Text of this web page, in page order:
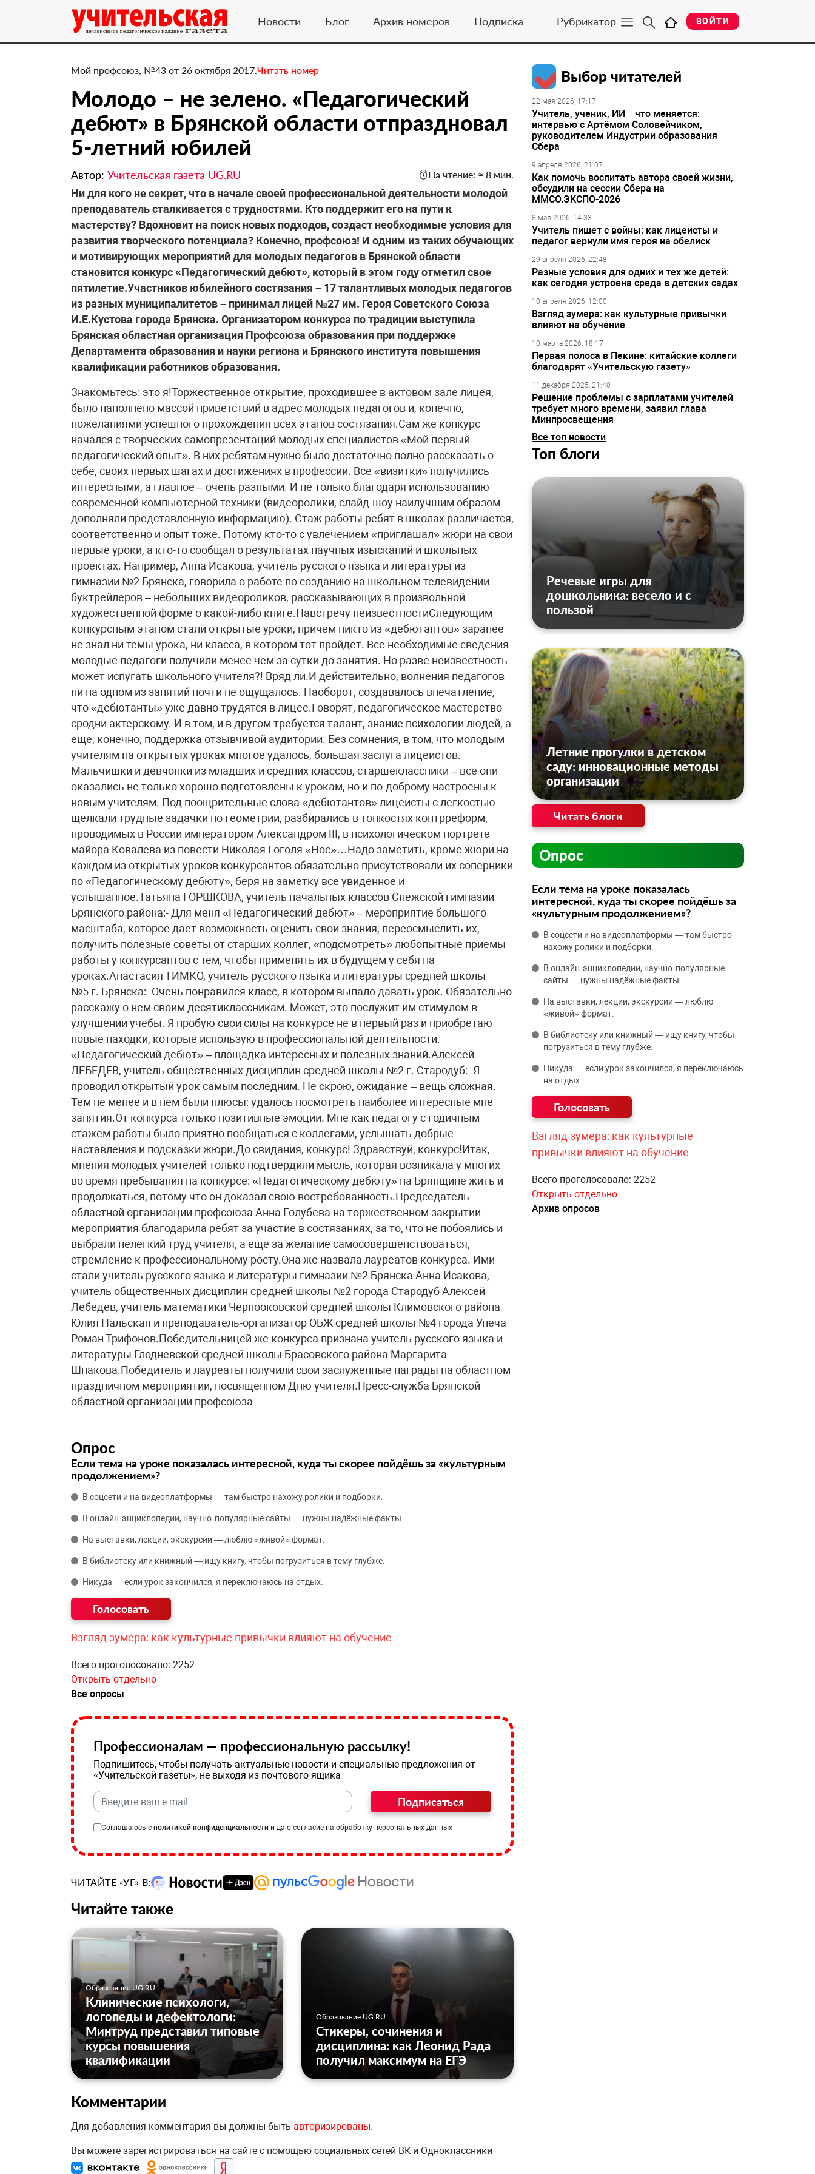
Новости Блог Архив номеров Подписка Рубрикатор ВОЙТИ
Мой профсоюз, №43 от 26 октября 2017.Читать номер
Молодо – не зелено. «Педагогический
дебют» в Брянской области отпраздновал
5‑летний юбилей
Автор: Учительская газета UG.RU На чтение: ≈ 8 мин.
​Ни для кого не секрет, что в начале своей профессиональной деятельности молодой
преподаватель сталкивается с трудностями. Кто поддержит его на пути к
мастерству? Вдохновит на поиск новых подходов, создаст необходимые условия для
развития творческого потенциала? Конечно, профсоюз! И одним из таких обучающих
и мотивирующих мероприятий для молодых педагогов в Брянской области
становится конкурс «Педагогический дебют», который в этом году отметил свое
пятилетие.Участников юбилейного состязания – 17 талантливых молодых педагогов
из разных муниципалитетов – принимал лицей №27 им. Героя Советского Союза
И.Е.Кустова города Брянска. Организатором конкурса по традиции выступила
Брянская областная организация Профсоюза образования при поддержке
Департамента образования и науки региона и Брянского института повышения
квалификации работников образования.
Знакомьтесь: это я!Торжественное открытие, проходившее в актовом зале лицея,
было наполнено массой приветствий в адрес молодых педагогов и, конечно,
пожеланиями успешного прохождения всех этапов состязания.Сам же конкурс
начался с творческих самопрезентаций молодых специалистов «Мой первый
педагогический опыт». В них ребятам нужно было достаточно полно рассказать о
себе, своих первых шагах и достижениях в профессии. Все «визитки» получились
интересными, а главное – очень разными. И не только благодаря использованию
современной компьютерной техники (видеоролики, слайд-шоу наилучшим образом
дополняли представленную информацию). Стаж работы ребят в школах различается,
соответственно и опыт тоже. Потому кто-то с увлечением «приглашал» жюри на свои
первые уроки, а кто-то сообщал о результатах научных изысканий и школьных
проектах. Например, Анна Исакова, учитель русского языка и литературы из
гимназии №2 Брянска, говорила о работе по созданию на школьном телевидении
буктрейлеров – небольших видеороликов, рассказывающих в произвольной
художественной форме о какой-либо книге.Навстречу неизвестностиСледующим
конкурсным этапом стали открытые уроки, причем никто из «дебютантов» заранее
не знал ни темы урока, ни класса, в котором тот пройдет. Все необходимые сведения
молодые педагоги получили менее чем за сутки до занятия. Но разве неизвестность
может испугать школьного учителя?! Вряд ли.И действительно, волнения педагогов
ни на одном из занятий почти не ощущалось. Наоборот, создавалось впечатление,
что «дебютанты» уже давно трудятся в лицее.Говорят, педагогическое мастерство
сродни актерскому. И в том, и в другом требуется талант, знание психологии людей, а
еще, конечно, поддержка отзывчивой аудитории. Без сомнения, в том, что молодым
учителям на открытых уроках многое удалось, большая заслуга лицеистов.
Мальчишки и девчонки из младших и средних классов, старшеклассники – все они
оказались не только хорошо подготовлены к урокам, но и по-доброму настроены к
новым учителям. Под поощрительные слова «дебютантов» лицеисты с легкостью
щелкали трудные задачки по геометрии, разбирались в тонкостях контр­реформ,
проводимых в России императором Александром III, в психологическом портрете
майора Ковалева из повести Николая Гоголя «Нос»…Надо заметить, кроме жюри на
каждом из открытых уроков конкурсантов обязательно присутствовали их соперники
по «Педагогическому дебюту», беря на заметку все увиденное и
услышанное.Татьяна ГОРШКОВА, учитель начальных классов Снежской гимназии
Брянского района:- Для меня «Педагогический дебют» – мероприятие большого
масштаба, которое дает возможность оценить свои знания, переосмыслить их,
получить полезные советы от старших коллег, «подсмотреть» любопытные приемы
работы у конкурсантов с тем, чтобы применять их в будущем у себя на
уроках.Анастасия ТИМКО, учитель русского языка и литературы средней школы
№5 г. Брянска:- Очень понравился класс, в котором выпало давать урок. Обязательно
расскажу о нем своим десятиклассникам. Может, это послужит им стимулом в
улучшении учебы. Я пробую свои силы на конкурсе не в первый раз и приобретаю
новые находки, которые использую в профессиональной деятельности.
«Педагогический дебют» – площадка интересных и полезных знаний.Алексей
ЛЕБЕДЕВ, учитель общественных дисциплин средней школы №2 г. Стародуб:- Я
проводил открытый урок самым последним. Не скрою, ожидание – вещь сложная.
Тем не менее и в нем были плюсы: удалось посмотреть наиболее интересные мне
занятия.От конкурса только позитивные эмоции. Мне как педагогу с годичным
стажем работы было приятно пообщаться с коллегами, услышать добрые
наставления и подсказки жюри.До свидания, конкурс! Здравствуй, конкурс!Итак,
мнения молодых учителей только подтвердили мысль, которая возникала у многих
во время пребывания на конкурсе: «Педагогическому дебюту» на Брянщине жить и
продолжаться, потому что он доказал свою востребованность.Председатель
областной организации профсоюза Анна Голубева на торжественном закрытии
мероприятия благодарила ребят за участие в состязаниях, за то, что не побоялись и
выбрали нелегкий труд учителя, а еще за желание самосовершенствоваться,
стремление к профессиональному росту.Она же назвала лауреатов конкурса. Ими
стали учитель русского языка и литературы гимназии №2 Брянска Анна Исакова,
учитель общественных дисциплин средней школы №2 города Стародуб Алексей
Лебедев, учитель математики Чернооковской средней школы Климовского района
Юлия Пальская и преподаватель-организатор ОБЖ средней школы №4 города Унеча
Роман Трифонов.Победительницей же конкурса признана учитель русского языка и
литературы Глодневской средней школы Брасовского района Маргарита
Шпакова.Победитель и лауреаты получили свои заслуженные награды на областном
праздничном мероприятии, посвященном Дню учителя.Пресс-служба Брянской
областной организации профсоюза
Опрос
Если тема на уроке показалась интересной, куда ты скорее пойдёшь за «культурным
продолжением»?
В соцсети и на видеоплатформы — там быстро нахожу ролики и подборки.
В онлайн‑энциклопедии, научно‑популярные сайты — нужны надёжные факты.
На выставки, лекции, экскурсии — люблю «живой» формат.
В библиотеку или книжный — ищу книгу, чтобы погрузиться в тему глубже.
Никуда — если урок закончился, я переключаюсь на отдых.
Взгляд зумера: как культурные привычки влияют на обучение
Всего проголосовало: 2252
Открыть отдельно
Все опросы
Профессионалам — профессиональную рассылку!
Подпишитесь, чтобы получать актуальные новости и специальные предложения от
«Учительской газеты», не выходя из почтового ящика
Подписаться
Соглашаюсь с политикой конфиденциальности и даю согласие на обработку персональных данных
ЧИТАЙТЕ «УГ» В:
Читайте также
Образование UG.RU
Клинические психологи,
логопеды и дефектологи:
Минтруд представил типовые
курсы повышения
квалификации
Образование UG.RU
Стикеры, сочинения и
дисциплина: как Леонид Рада
получил максимум на ЕГЭ
Комментарии
Для добавления комментария вы должны быть авторизированы.
Вы можете зарегистрироваться на сайте с помощью социальных сетей ВК и Одноклассники
Выбор читателей
22 мая 2026, 17:17
Учитель, ученик, ИИ – что меняется:
интервью с Артёмом Соловейчиком,
руководителем Индустрии образования
Сбера
9 апреля 2026, 21:07
Как помочь воспитать автора своей жизни,
обсудили на сессии Сбера на
ММСО.ЭКСПО-2026
8 мая 2026, 14:33
Учитель пишет с войны: как лицеисты и
педагог вернули имя героя на обелиск
29 апреля 2026, 22:48
Разные условия для одних и тех же детей:
как сегодня устроена среда в детских садах
10 апреля 2026, 12:00
Взгляд зумера: как культурные привычки
влияют на обучение
10 марта 2026, 18:17
Первая полоса в Пекине: китайские коллеги
благодарят «Учительскую газету»
11 декабря 2025, 21:40
Решение проблемы с зарплатами учителей
требует много времени, заявил глава
Минпросвещения
Все топ новости
Топ блоги
Речевые игры для
дошкольника: весело и с
пользой
Летние прогулки в детском
саду: инновационные методы
организации
Читать блоги
Опрос
Если тема на уроке показалась
интересной, куда ты скорее пойдёшь за
«культурным продолжением»?
В соцсети и на видеоплатформы — там быстро
нахожу ролики и подборки.
В онлайн‑энциклопедии, научно‑популярные
сайты — нужны надёжные факты.
На выставки, лекции, экскурсии — люблю
«живой» формат.
В библиотеку или книжный — ищу книгу, чтобы
погрузиться в тему глубже.
Никуда — если урок закончился, я переключаюсь
на отдых.
Взгляд зумера: как культурные
привычки влияют на обучение
Всего проголосовало: 2252
Открыть отдельно
Архив опросов